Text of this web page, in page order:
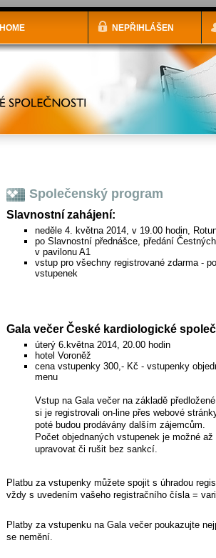
HOME NEPŘIHLÁŠEN
Společenský program
Slavnostní zahájení:
neděle 4. května 2014, v 19.00 hodin,
po Slavnostní přednášce, předání
v pavilonu A1
vstup pro všechny registrované zdarma -
vstupenek
Gala večer České kardiologické
úterý 6.května 2014, 20.00 hodin
hotel Voroněž
cena vstupenky 300,- Kč - vstupenky
menu
Vstup na Gala večer na základě
si je registrovali on-line přes webové
poté budou prodávány dalším zájemcům.
Počet objednaných vstupenek je možné
upravovat či rušit bez sankcí.
Platbu za vstupenky můžete spojit s úhradou
vždy s uvedením vašeho registračního čísla =
Platby za vstupenku na Gala večer poukazujte
se nemění.